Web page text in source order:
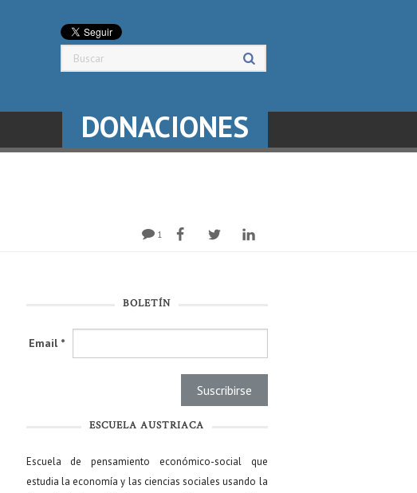
DONACIONES
1
BOLETÍN
Email *
ESCUELA AUSTRIACA
Escuela de pensamiento económico-social que
estudia la economía y las ciencias sociales usando la